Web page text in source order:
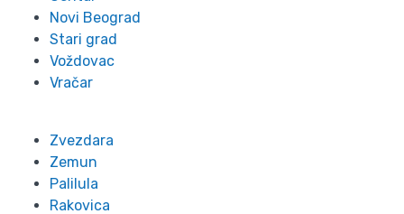
Novi Beograd
Stari grad
Voždovac
Vračar
Zvezdara
Zemun
Palilula
Rakovica